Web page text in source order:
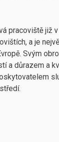
pracoviště již
a je
Svým
a důrazem a